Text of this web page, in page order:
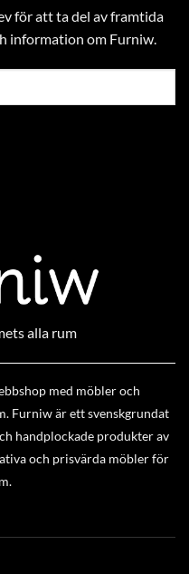
för att ta del av framtida
information om Furniw.
alla rum
med möbler och
Furniw är ett svenskgrundat
handplockade produkter av
och prisvärda möbler för